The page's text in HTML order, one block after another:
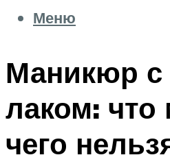
Меню
Маникюр
лаком:
чего